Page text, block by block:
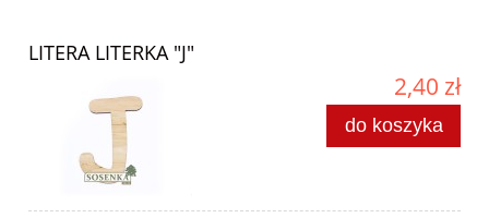
LITERA LITERKA "J"
2,40 zł
do koszyka